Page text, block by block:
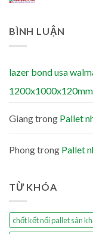
BÌNH LUẬN
lazer bond usa
Giangtrong Pallet
Phongtrong Pallet
TỪ KHÓA
chốt kết nối pallet sân